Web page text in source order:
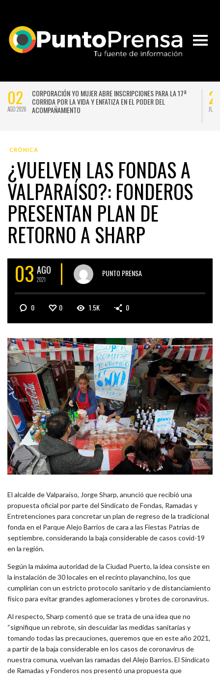
02
AGO 2026
CORPORACIÓN YO MUJER ABRE INSCRIPCIONES PARA LA 17ª
CORRIDA POR LA VIDA Y ENFATIZA EN EL PODER DEL
ACOMPAÑAMIENTO
JUL
CRÓNICA
¿VUELVEN LAS FONDAS A
VALPARAÍSO?: FONDEROS
PRESENTAN PLAN DE
RETORNO A SHARP
03 AGO
2021
PUNTO PRENSA
0 0 1.5K 0
El alcalde de Valparaíso, Jorge Sharp, anunció que recibió una
propuesta oficial por parte del Sindicato de Fondas, Ramadas y
Entretenciones para concretar un plan de regreso de la tradicional
fonda en el Parque Alejo Barrios de cara a las Fiestas Patrias de
septiembre, considerando la baja considerable de casos covid-19
en la región.
Según la máxima autoridad de la Ciudad Puerto, la idea consiste en
la instalación de 30 locales en el recinto playanchino, los que
cumplirían con un estricto protocolo sanitario y de distanciamiento
físico para evitar grandes aglomeraciones y brotes de coronavirus.
Al respecto, Sharp comentó que se trata de una idea que no
“signifique un rebrote, sin descuidar las medidas sanitarias y
tomando todas las precauciones, queremos que en este año 2021,
a partir de la baja considerable en los casos de coronavirus de
nuestra comuna, vuelvan las ramadas del Alejo Barrios. El Sindicato
de Ramadas y Fonderos nos presentó una propuesta que